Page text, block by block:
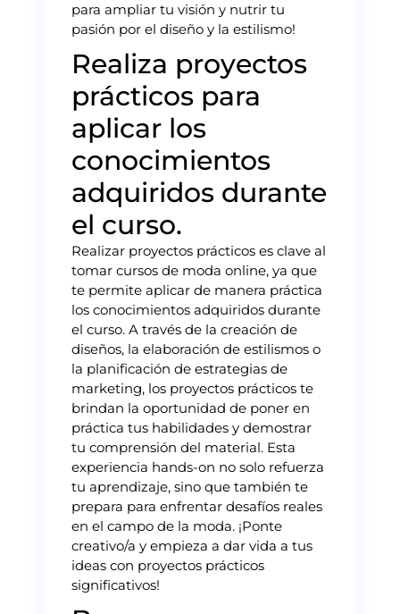
para ampliar tu visión y nutrir tu
pasión por el diseño y la estilismo!
Realiza proyectos
prácticos para
aplicar los
conocimientos
adquiridos durante
el curso.
Realizar proyectos prácticos es clave al
tomar cursos de moda online, ya que
te permite aplicar de manera práctica
los conocimientos adquiridos durante
el curso. A través de la creación de
diseños, la elaboración de estilismos o
la planificación de estrategias de
marketing, los proyectos prácticos te
brindan la oportunidad de poner en
práctica tus habilidades y demostrar
tu comprensión del material. Esta
experiencia hands-on no solo refuerza
tu aprendizaje, sino que también te
prepara para enfrentar desafíos reales
en el campo de la moda. ¡Ponte
creativo/a y empieza a dar vida a tus
ideas con proyectos prácticos
significativos!